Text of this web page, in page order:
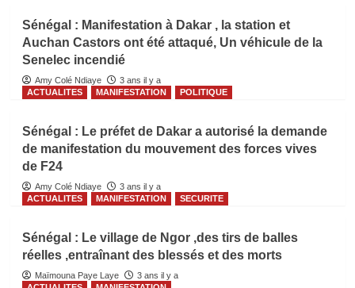
Sénégal : Manifestation à Dakar , la station et
Auchan Castors ont été attaqué, Un véhicule de la
Senelec incendié
Amy Colé Ndiaye
3 ans il y a
ACTUALITES
MANIFESTATION POLITIQUE
Sénégal : Le préfet de Dakar a autorisé la demande
de manifestation du mouvement des forces vives
de F24
Amy Colé Ndiaye
3 ans il y a
ACTUALITES
MANIFESTATION SECURITE
Sénégal : Le village de Ngor ,des tirs de balles
réelles ,entraînant des blessés et des morts
Maïmouna Paye Laye
3 ans il y a